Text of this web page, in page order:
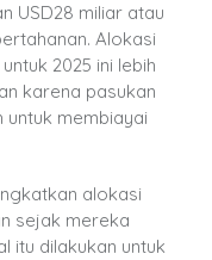
USD28 miliar atau
Alokasi
2025 ini lebih
karena pasukan
untuk membiayai
alokasi
sejak mereka
itu dilakukan untuk